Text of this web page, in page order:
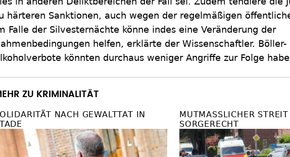
härteren Sanktionen, auch wegen der regelmäßigen
Falle der Silvesternächte könne indes eine Veränderung der
helfen, erklärte der Wissenschaftler. Böller-
könnten durchaus weniger Angriffe zur Folge
ZU KRIMINALITÄT
NACH GEWALTTAT IN
MUTMASSLICHER STREIT
ORGERECHT